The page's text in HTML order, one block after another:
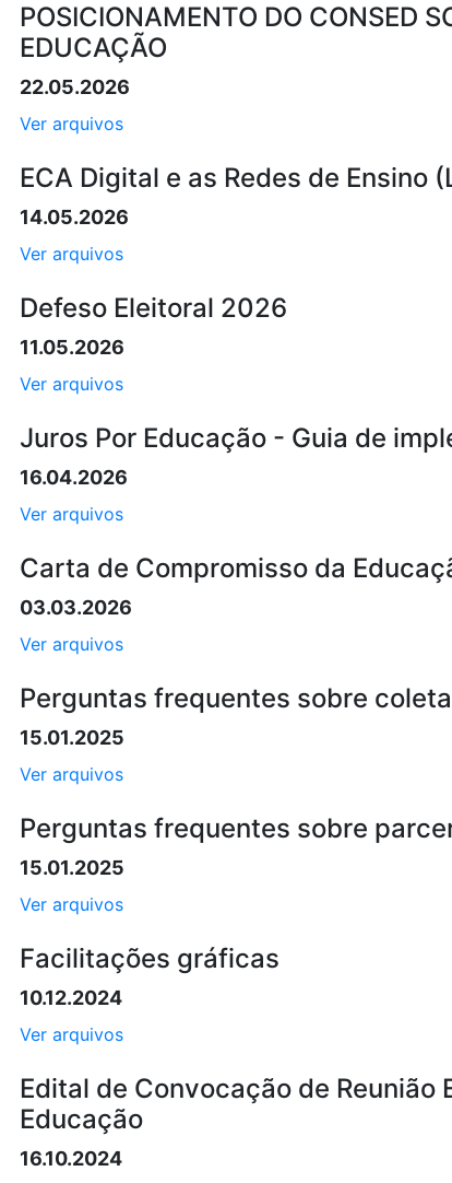
POSICIONAMENTO DO CONSED
EDUCAÇÃO
22.05.2026
Ver arquivos
ECA Digital e as Redes de Ensino
14.05.2026
Ver arquivos
Defeso Eleitoral 2026
11.05.2026
Ver arquivos
Juros Por Educação - Guia de
16.04.2026
Ver arquivos
Carta de Compromisso da
03.03.2026
Ver arquivos
Perguntas frequentes sobre
15.01.2025
Ver arquivos
Perguntas frequentes sobre
15.01.2025
Ver arquivos
Facilitações gráficas
10.12.2024
Ver arquivos
Edital de Convocação de
Educação
16.10.2024